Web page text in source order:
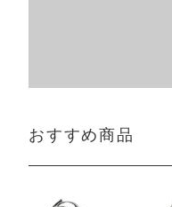
おすすめ商品